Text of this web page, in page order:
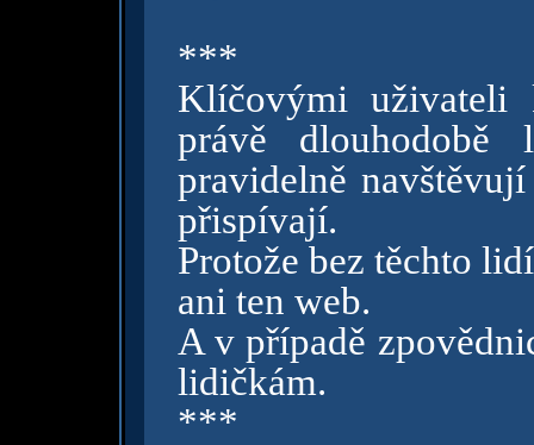
***
Klíčovými uživateli
právě
pravidelně
přispívají.
Protože bez těchto
ani ten web.
A v případě
lidičkám.
***